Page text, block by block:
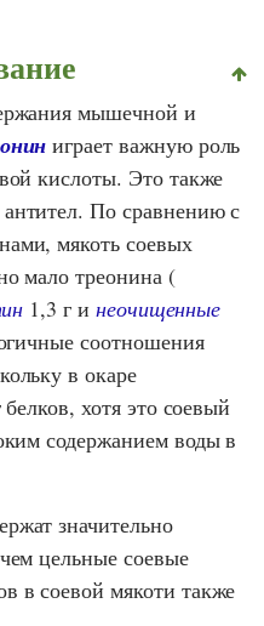
мышечной и
играет важную роль
кислоты. Это также
По сравнению с
мякоть соевых
мало треонина (
1,3 г и неочищенные
соотношения
в окаре
хотя это соевый
содержанием воды в
значительно
цельные соевые
в соевой мякоти также